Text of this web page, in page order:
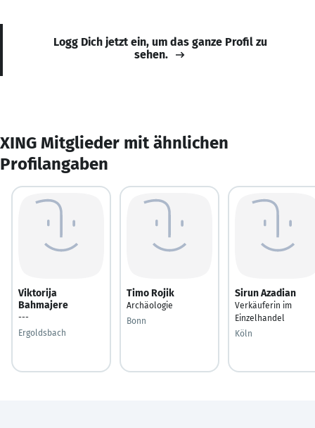
Logg Dich jetzt ein, um das ganze Profil zu
sehen.
XING Mitglieder mit ähnlichen
Profilangaben
Viktorija
Bahmajere
---
Ergoldsbach
Timo Rojik
Archäologie
Bonn
Sirun Azadian
Verkäuferin im
Einzelhandel
Köln